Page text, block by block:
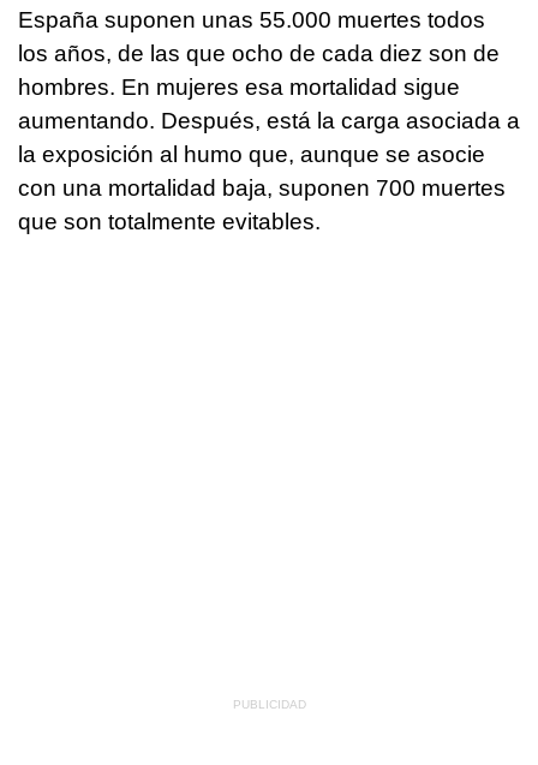
España suponen unas 55.000 muertes todos
los años, de las que ocho de cada diez son de
hombres. En mujeres esa mortalidad sigue
aumentando. Después, está la carga asociada a
la exposición al humo que, aunque se asocie
con una mortalidad baja, suponen 700 muertes
que son totalmente evitables.